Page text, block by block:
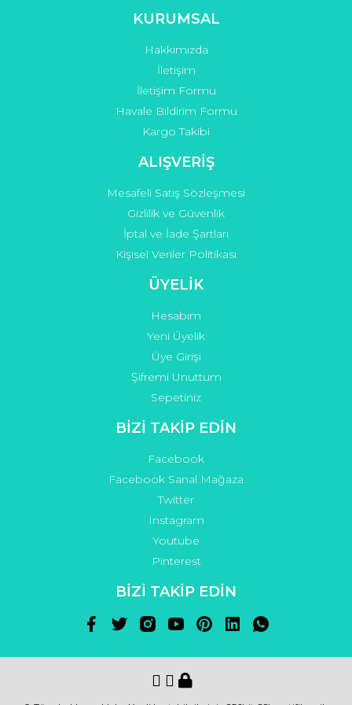
Gönder
KURUMSAL
Hakkımızda
İletişim
İletişim Formu
Havale Bildirim Formu
Kargo Takibi
ALIŞVERİŞ
Mesafeli Satış Sözleşmesi
Gizlilik ve Güvenlik
İptal ve İade Şartları
Kişisel Veriler Politikası
ÜYELİK
Hesabım
Yeni Üyelik
Üye Girişi
Şifremi Unuttum
Sepetiniz
BİZİ TAKİP EDİN
Facebook
Facebook Sanal Mağaza
Twitter
Instagram
Youtube
Pinterest
BİZİ TAKİP EDİN